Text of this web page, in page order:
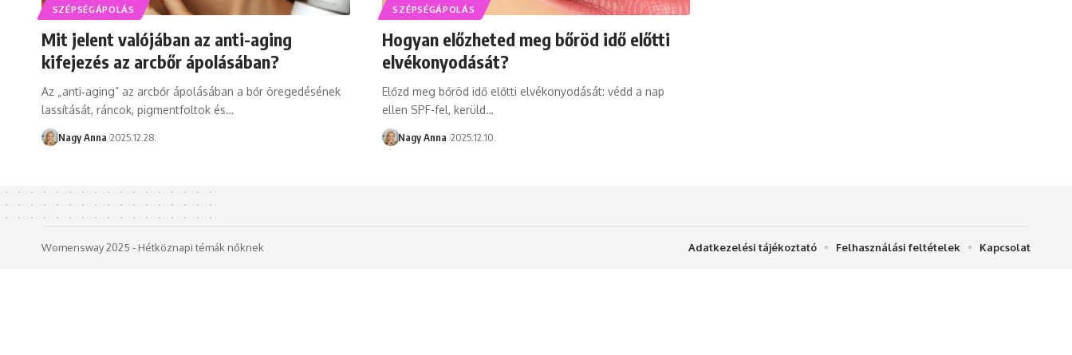
SZÉPSÉGÁPOLÁS
Mit jelent valójában az anti-aging
kifejezés az arcbőr ápolásában?
Az „anti‑aging” az arcbőr ápolásában a bőr öregedésének
lassítását, ráncok, pigmentfoltok és…
Nagy Anna 2025.12.28.
SZÉPSÉGÁPOLÁS
Hogyan előzheted meg bőröd idő előtti
elvékonyodását?
Előzd meg bőröd idő előtti elvékonyodását: védd a nap
ellen SPF-fel, kerüld…
Nagy Anna 2025.12.10.
Womensway 2025 - Hétköznapi témák nőknek Adatkezelési tájékoztató Felhasználási feltételek Kapcsolat